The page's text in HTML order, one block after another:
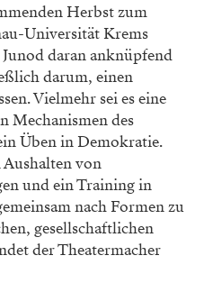
Herbst zum
Universität Krems
daran anknüpfend
darum, einen
Vielmehr sei es eine
Mechanismen des
Üben in Demokratie.
Aushalten von
und ein Training in
nach Formen zu
gesellschaftlichen
der Theatermacher